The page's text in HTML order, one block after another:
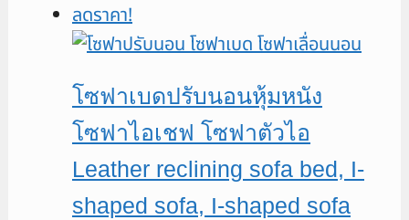
was:
is:
ลดราคา!
โซฟาเบดปรับนอนหุ้มหนัง
โซฟาไอเชฟ โซฟาตัวไอ
Leather reclining sofa bed, I-
shaped sofa, I-shaped sofa